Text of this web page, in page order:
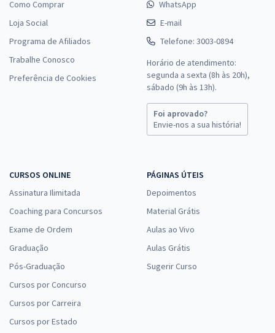
Como Comprar
Loja Social
Programa de Afiliados
Trabalhe Conosco
Preferência de Cookies
WhatsApp
E-mail
Telefone: 3003-0894
Horário de atendimento:
segunda a sexta (8h às 20h),
sábado (9h às 13h).
Foi aprovado?
Envie-nos a sua história!
CURSOS ONLINE
Assinatura Ilimitada
Coaching para Concursos
Exame de Ordem
Graduação
Pós-Graduação
Cursos por Concurso
Cursos por Carreira
Cursos por Estado
PÁGINAS ÚTEIS
Depoimentos
Material Grátis
Aulas ao Vivo
Aulas Grátis
Sugerir Curso